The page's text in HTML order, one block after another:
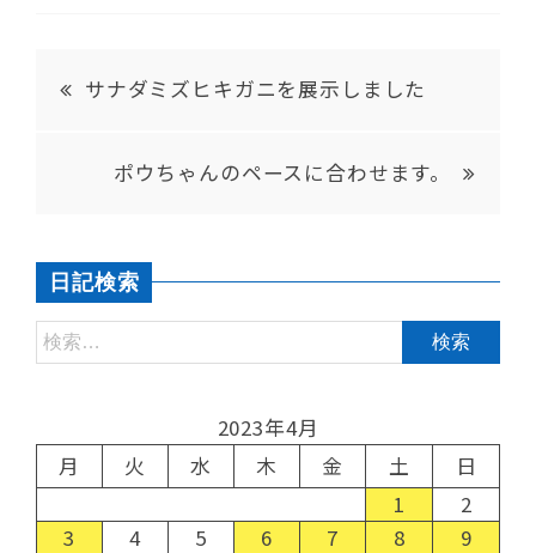
サナダミズヒキガニを展示しました
ポウちゃんのペースに合わせます。
日記検索
2023年4月
月
火 水 木 金 土
日
1
2
3
4 5 6 7 8
9